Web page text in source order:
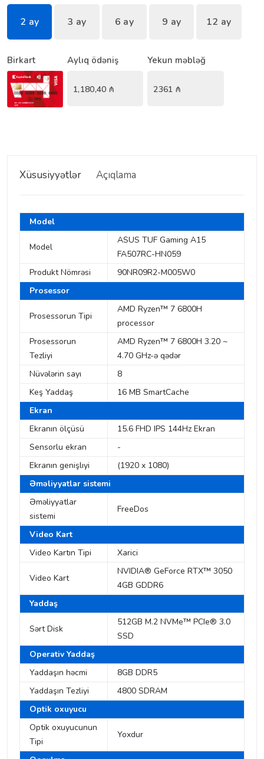
2 ay 3 ay 6 ay 9 ay 12 ay
Birkart Aylıq ödəniş
1,180,40 ₼
Yekun məbləğ
2361 ₼
Xüsusiyyətlər Açıqlama
Model
Model
ASUS TUF Gaming A15
FA507RC-HN059
Produkt Nömrəsi
90NR09R2-M005W0
Prosessor
Prosessorun Tipi
AMD Ryzen™ 7 6800H
processor
Prosessorun
Tezliyi
AMD Ryzen™ 7 6800H 3.20 ~
4.70 GHz-ə qədər
Nüvələrin sayı
8
Keş Yaddaş
16 MB SmartCache
Ekran
Ekranın ölçüsü
15.6 FHD IPS 144Hz Ekran
Sensorlu ekran
-
Ekranın genişlıyi
(1920 x 1080)
Əməliyyatlar sistemi
Əməliyyatlar
sistemi
FreeDos
Video Kart
Video Kartın Tipi
Xarici
Video Kart
NVIDIA® GeForce RTX™ 3050
4GB GDDR6
Yaddaş
Sərt Disk
512GB M.2 NVMe™ PCIe® 3.0
SSD
Operativ Yaddaş
Yaddaşın həcmi
8GB DDR5
Yaddaşın Tezliyi
4800 SDRAM
Optik oxuyucu
Optik oxuyucunun
Tipi
Yoxdur